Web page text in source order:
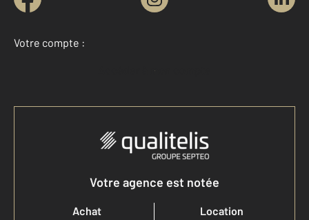
Votre compte :
Accéder à mon compte
Votre agence est notée
Achat
Location